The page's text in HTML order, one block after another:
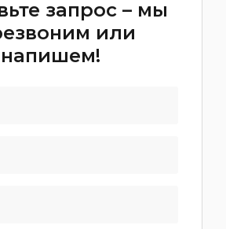
запрос – мы
или
напишем!